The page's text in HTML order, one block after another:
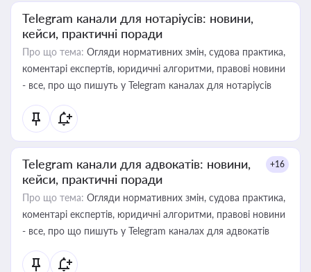
Telegram канали для нотаріусів: новини,
кейси, практичні поради
Про що тема: Огляди нормативних змін, судова практика,
коментарі експертів, юридичні алгоритми, правові новини
- все, про що пишуть у Telegram каналах для нотаріусів
Telegram канали для адвокатів: новини,
кейси, практичні поради
+16
Про що тема: Огляди нормативних змін, судова практика,
коментарі експертів, юридичні алгоритми, правові новини
- все, про що пишуть у Telegram каналах для адвокатів